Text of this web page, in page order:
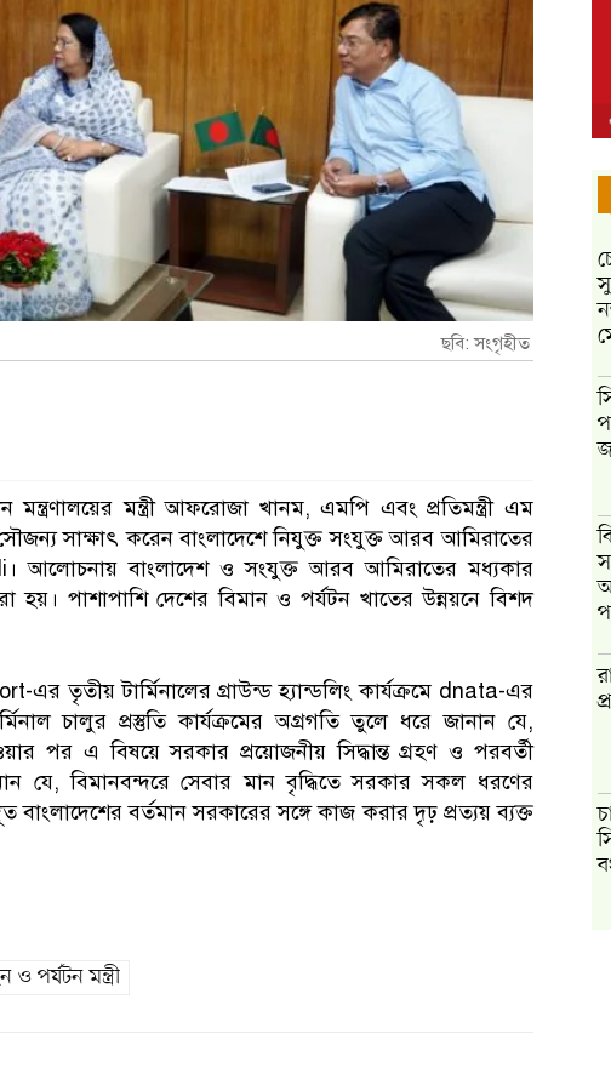
ছবি: সংগৃহীত
মন্ত্রী আফরোজা খানম, এমপি এবং প্রতিমন্ত্রী এম
সৌজন্য সাক্ষাৎ করেন বাংলাদেশে নিযুক্ত সংযুক্ত আরব আমিরাতের
আলোচনায় বাংলাদেশ ও সংযুক্ত আরব আমিরাতের মধ্যকার
হয়। পাশাপাশি দেশের বিমান ও পর্যটন খাতের উন্নয়নে বিশদ
তৃতীয় টার্মিনালের গ্রাউন্ড হ্যান্ডলিং কার্যক্রমে dnata-এর
চালুর প্রস্তুতি কার্যক্রমের অগ্রগতি তুলে ধরে জানান যে,
পর এ বিষয়ে সরকার প্রয়োজনীয় সিদ্ধান্ত গ্রহণ ও পরবর্তী
যে, বিমানবন্দরে সেবার মান বৃদ্ধিতে সরকার সকল ধরণের
বাংলাদেশের বর্তমান সরকারের সঙ্গে কাজ করার দৃঢ় প্রত্যয় ব্যক্ত
পর্যটন মন্ত্রী